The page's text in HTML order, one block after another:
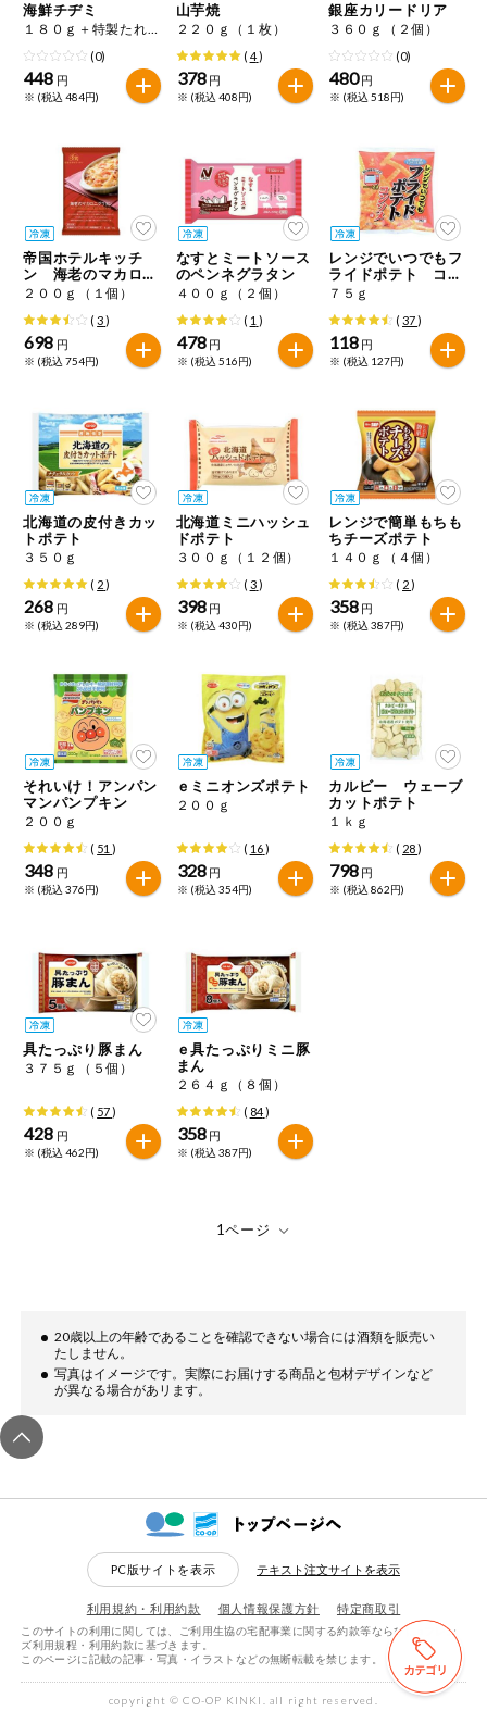
くらしの定番品（毎週企画）
専門ショップサイト
パルコープ・よどがわ生協のサービス
パルコープ・よどがわ生協の情報サイト
ご利用ガイド
商品のリクエスト
PC版サイトを表示
テキスト注文サイトを表示
お問い合わせ
ティッシュ・
トイレットペ
ーパー
衛生・生理用
品
キッチン用品
洗濯・バス・
トイレ用品
住居・生活用
品
コスメ＆ボデ
ィケア
衣料品
趣味・娯楽
ペット
スマート・ワ
ン注文
今週のお買い
得
コープ商品
今週の新登場
トク
複数注文でお
トク
ポイントがも
らえる！
お弁当用商品
いいもんみっ
け
オーガニック
ト・栄養補助
アレルゲン対
応
エシカル
鶏肉 バナナ 豚肉
マカダミアナッツ もも やまいも
りんご
アレルゲン情報は、商品企画時の情報のため、ご使用前には
必ず商品パッケージの表示をご確認ください。
特定原材料に準ずるものは、お取引先から情報提供のあった
範囲でのお知らせです。
リセットする 検索する
海鮮チヂミ
１８０ｇ＋特製たれ２０ｇ
(0)
448 円
※ (税込 484円)
山芋焼
２２０ｇ（１枚）
( 4)
378 円
※ (税込 408円)
銀座カリードリア
３６０ｇ（２個）
(0)
480円
※ (税込 518円)
帝国ホテルキッチ
ン 海老のマカロニ
グラタン
２００ｇ（１個）
(3)
698 円
※ (税込 754円)
なすとミートソース
のペンネグラタン
４００ｇ（２個）
( 1 )
478 円
※ (税込 516円)
レンジでいつでもフ
ライドポテト コン
ソメ味
７５ｇ
( 37)
118 円
※ (税込 127円)
北海道の皮付きカッ
トポテト
３５０ｇ
( 2)
268 円
※ (税込 289円)
北海道ミニハッシュ
ドポテト
３００ｇ（１２個）
( 3)
398 円
※ (税込 430円)
レンジで簡単もちも
ちチーズポテト
１４０ｇ（４個）
( 2)
358 円
※ (税込 387円)
それいけ！アンパン
マンパンプキン
２００ｇ
( 51 )
348 円
※ (税込 376円)
ｅミニオンズポテト
２００ｇ
( 16)
328 円
※ (税込 354円)
カルビー ウェーブ
カットポテト
１ｋｇ
( 28)
798 円
※ (税込 862円)
具たっぷり豚まん
３７５ｇ（５個）
( 57)
428 円
※ (税込 462円)
ｅ具たっぷりミニ豚
まん
２６４ｇ（８個）
( 84)
358 円
※ (税込 387円)
20歳以上の年齢であることを確認できない場合には酒類を販売い
たしません。
写真はイメージです。実際にお届けする商品と包材デザインなど
が異なる場合があリます。
PC版サイトを表示 テキスト注文サイトを表示
利用規約・利用約款 個人情報保護方針 特定商取引
このサイトの利用に関しては、ご利用生協の宅配事業に関する約款等ならびにeフレン
ズ利用規程・利用約款に基づきます。
このページに記載の記事・写真・イラストなどの無断転載を禁じます。
copyright © CO-OP KINKI. all right reserved.